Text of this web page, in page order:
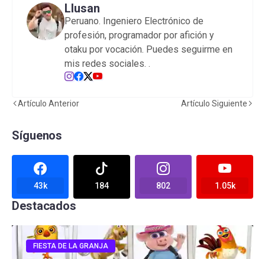
Llusan
Peruano. Ingeniero Electrónico de
profesión, programador por afición y
otaku por vocación. Puedes seguirme en
mis redes sociales. .
Artículo Anterior Artículo Siguiente
Síguenos
43k 184 802 1.05k
Destacados
FIESTA DE LA GRANJA